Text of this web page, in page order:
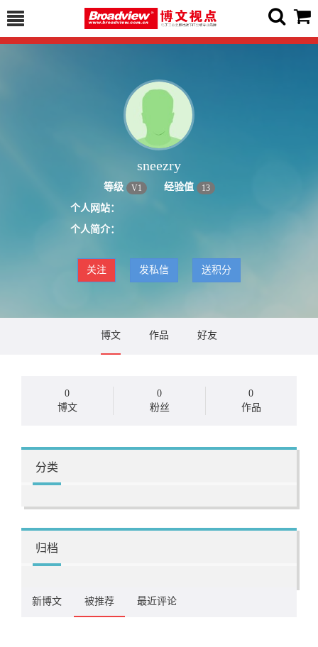
sneezry
等级 V1 经验值 13
个人网站：
个人简介：
关注 发私信 送积分
博文 作品 好友
0
博文
0
粉丝
0
作品
分类
归档
新博文 被推荐 最近评论